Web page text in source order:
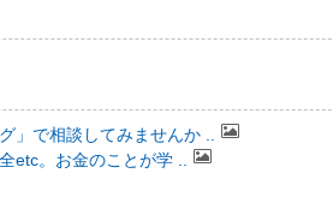
」で相談してみませんか ..
etc。お金のことが学 ..